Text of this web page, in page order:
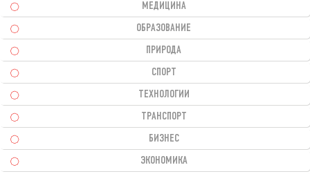
МЕДИЦИНА
ОБРАЗОВАНИЕ
ПРИРОДА
СПОРТ
ТЕХНОЛОГИИ
ТРАНСПОРТ
БИЗНЕС
ЭКОНОМИКА